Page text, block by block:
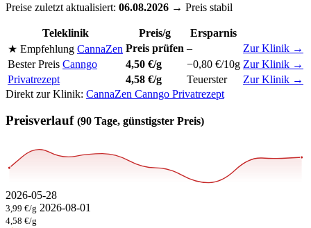
Preise zuletzt aktualisiert: 06.08.2026 → Preis stabil
Teleklinik Preis/g
Ersparnis
★ Empfehlung CannaZen Preis prüfen –
Zur Klinik →
Bester Preis Canngo 4,50 €/g −0,80 €/10g Zur Klinik →
Privatrezept
4,58 €/g Teuerster
Zur Klinik →
Direkt zur Klinik: CannaZen Canngo Privatrezept
Preisverlauf (90 Tage, günstigster Preis)
2026-05-28
3,99 €/g 2026-08-01
4,58 €/g